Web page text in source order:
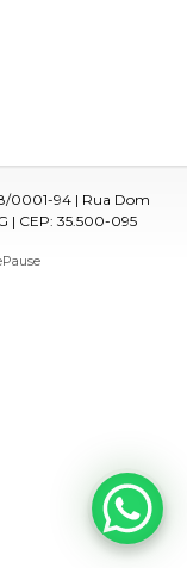
0001-94 | Rua Dom
| CEP: 35.500-095